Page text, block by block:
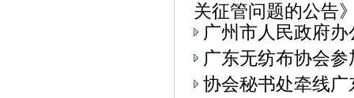
关征管问题的公告
广州市人民政府
广东无纺布协会参
协会秘书处牵线